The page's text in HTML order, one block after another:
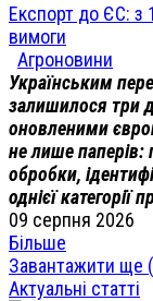
Експорт до ЄС: з
вимоги
Агроновини
Українським
залишилося три
оновленими
не лише паперів:
обробки,
однієї категорії
09 серпня 2026
Більше
Завантажити ще (
Актуальні статті